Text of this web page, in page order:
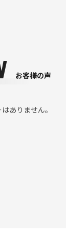
お客様の声
ありません。